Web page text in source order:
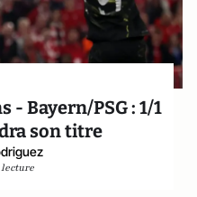
- Bayern/PSG : 1/1
son titre